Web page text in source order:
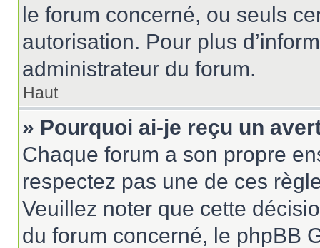
le forum concerné, ou seuls
autorisation. Pour plus
administrateur du forum.
Haut
» Pourquoi ai-je reçu un
Chaque forum a son propre
respectez pas une de ces
Veuillez noter que cette
du forum concerné, le phpBB